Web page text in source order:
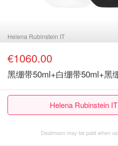
Helena Rubinstein IT
€1060.00
黑绷带50ml+白绷带50ml+黑
Helena Rubinstein
Dealmoon may be paid when